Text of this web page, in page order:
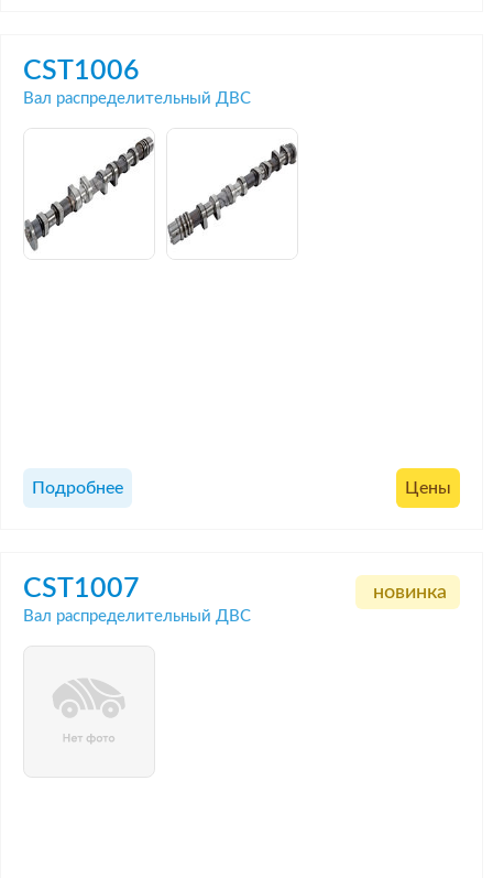
CST1006
Вал распределительный ДВС
Подробнее Цены
CST1007
Вал распределительный ДВС
новинка